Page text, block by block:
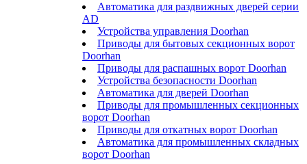
Автоматика для раздвижных дверей серии
AD
Устройства управления Doorhan
Приводы для бытовых секционных ворот
Doorhan
Приводы для распашных ворот Doorhan
Устройства безопасности Doorhan
Автоматика для дверей Doorhan
Приводы для промышленных секционных
ворот Doorhan
Приводы для откатных ворот Doorhan
Автоматика для промышленных складных
ворот Doorhan